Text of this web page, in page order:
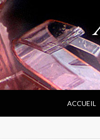
Pierres et Fossiles
ACCUEIL